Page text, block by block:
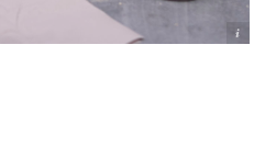
© Franziska Hagen